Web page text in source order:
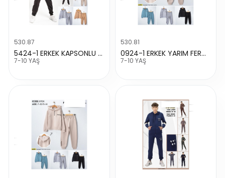
530.87
5424-1 ERKEK KAPSONLU FERMUARLI READY BASKILI TAKIM
7-10 YAŞ
530.81
0924-1 ERKEK YARIM FERMUARLI KAPSONLU TAKIM
7-10 YAŞ